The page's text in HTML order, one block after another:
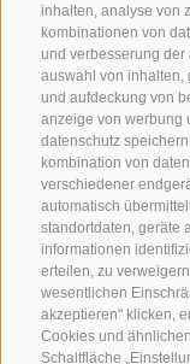
inhalten, analyse von
kombinationen von
und verbesserung
auswahl von inhalten,
und aufdeckung von
anzeige von werbung
datenschutz
kombination von
verschiedener
automatisch
standortdaten, geräte
informationen
erteilen, zu
wesentlichen
akzeptieren" klicken,
Cookies und
Schaltfläche